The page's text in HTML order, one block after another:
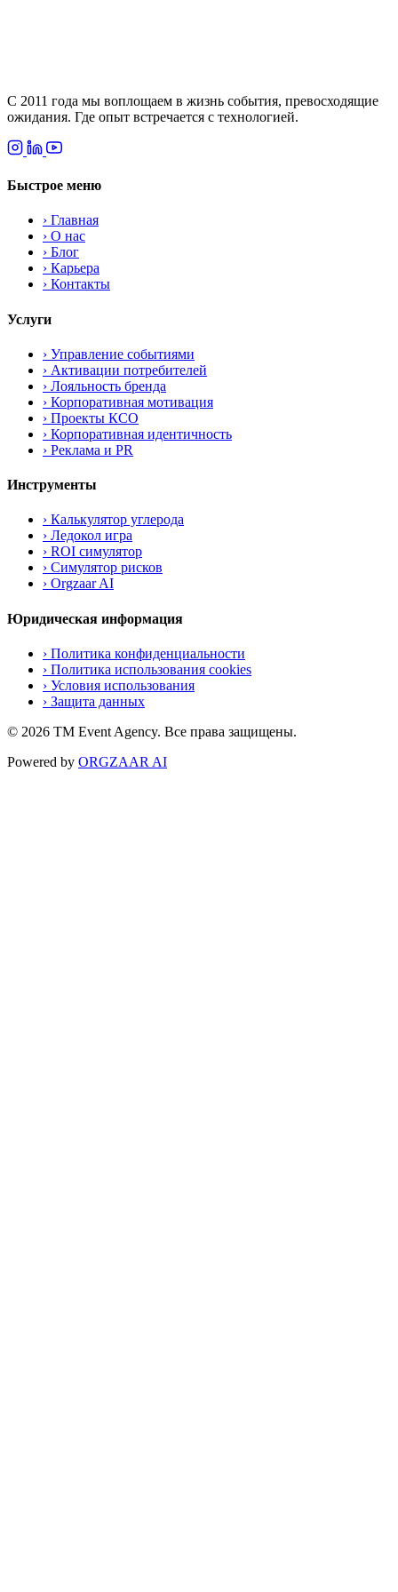
С 2011 года мы воплощаем в жизнь события, превосходящие
ожидания. Где опыт встречается с технологией.
Быстрое меню
› Главная
› О нас
› Блог
› Карьера
› Контакты
Услуги
› Управление событиями
› Активации потребителей
› Лояльность бренда
› Корпоративная мотивация
› Проекты КСО
› Корпоративная идентичность
› Реклама и PR
Инструменты
› Калькулятор углерода
› Ледокол игра
› ROI симулятор
› Симулятор рисков
› Orgzaar AI
Юридическая информация
› Политика конфиденциальности
› Политика использования cookies
› Условия использования
› Защита данных
© 2026 TM Event Agency. Все права защищены.
Powered by ORGZAAR AI